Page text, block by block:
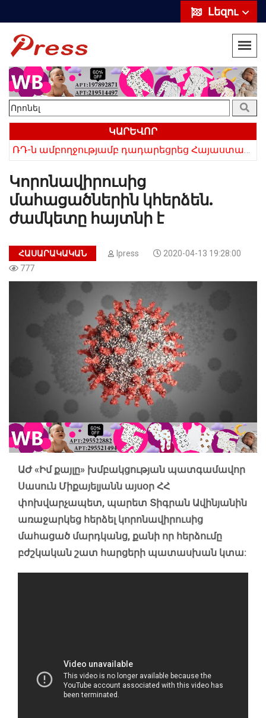
Լեզու
ԿԱՐԵՎՈՐ
Կորոնավիրուսից
մահացածներին կհերձեն.
ժամկետը հայտնի է
ՀԱՍԱՐԱԿԱԿԱՆ Ipress
2020-04-13 19:28:00
777
ԱԺ «Իմ քայլը» խմբակցության պատգամավոր
Սասուն Միքայելյանն այսօր ՀՀ
փոխվարչապետ, պարետ Տիգրան Ավինյանին
առաջարկեց հերձել կորոնավիրուսից
մահացած մարդկանց, քանի որ հերձումը
բժշկական շատ հարցերի պատասխան կտա: